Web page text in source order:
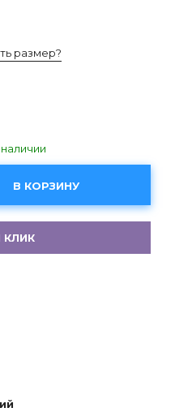
размер?
В КОРЗИНУ
КЛИК